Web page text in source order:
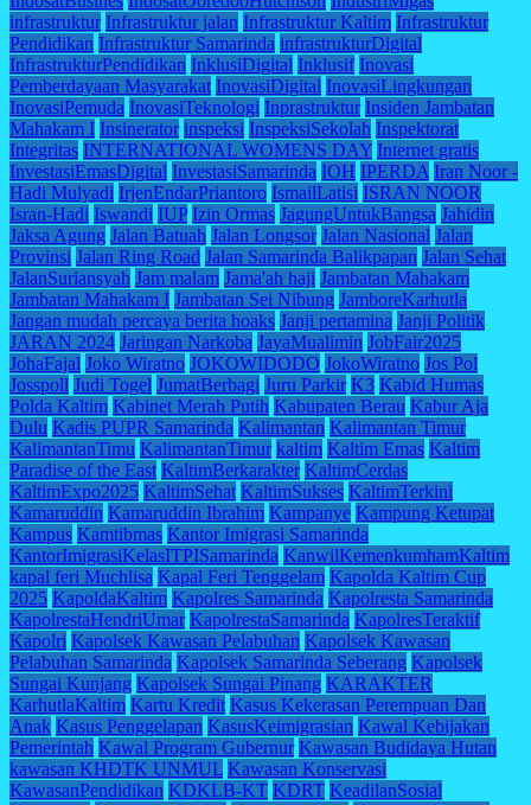
infrastruktur Infrastruktur jalan Infrastruktur Kaltim Infrastruktur
Pendidikan Infrastruktur Samarinda infrastrukturDigital
InfrastrukturPendidikan InklusiDigital Inklusif Inovasi
Pemberdayaan Masyarakat InovasiDigital InovasiLingkungan
InovasiPemuda InovasiTeknologi Inprastruktur Insiden Jambatan
Mahakam I Insinerator inspeksi InspeksiSekolah Inspektorat
Integritas INTERNATIONAL WOMENS DAY Internet gratis
InvestasiEmasDigital InvestasiSamarinda IOH IPERDA Iran Noor -
Hadi Mulyadi IrjenEndarPriantoro IsmailLatisi ISRAN NOOR
Isran-Hadi Iswandi IUP Izin Ormas JagungUntukBangsa Jahidin
Jaksa Agung Jalan Batuah Jalan Longsor Jalan Nasional Jalan
Provinsi Jalan Ring Road Jalan Samarinda Balikpapan Jalan Sehat
JalanSuriansyah Jam malam Jama'ah haji Jambatan Mahakam
Jambatan Mahakam I Jambatan Sei Nibung JamboreKarhutla
Jangan mudah percaya berita hoaks Janji pertamina Janji Politik
JARAN 2024 Jaringan Narkoba JayaMualimin JobFair2025
JohaFajal Joko Wiratno JOKOWIDODO JokoWiratno Jos Pol
Josspoll Judi Togel JumatBerbagi Juru Parkir K3 Kabid Humas
Polda Kaltim Kabinet Merah Putih Kabupaten Berau Kabur Aja
Dulu Kadis PUPR Samarinda Kalimantan Kalimantan Timur
KalimantanTimu KalimantanTimur kaltim Kaltim Emas Kaltim
Paradise of the East KaltimBerkarakter KaltimCerdas
KaltimExpo2025 KaltimSehat KaltimSukses KaltimTerkini
Kamaruddin Kamaruddin Ibrahim Kampanye Kampung Ketupat
Kampus Kamtibmas Kantor Imigrasi Samarinda
KantorImigrasiKelasITPISamarinda KanwilKemenkumhamKaltim
kapal feri Muchlisa Kapal Feri Tenggelam Kapolda Kaltim Cup
2025 KapoldaKaltim Kapolres Samarinda Kapolresta Samarinda
KapolrestaHendriUmar KapolrestaSamarinda KapolresTeraktif
Kapolri Kapolsek Kawasan Pelabuhan Kapolsek Kawasan
Pelabuhan Samarinda Kapolsek Samarinda Seberang Kapolsek
Sungai Kunjang Kapolsek Sungai Pinang KARAKTER
KarhutlaKaltim Kartu Kredit Kasus Kekerasan Perempuan Dan
Anak Kasus Penggelapan KasusKeimigrasian Kawal Kebijakan
Pemerintah Kawal Program Gubernur Kawasan Budidaya Hutan
kawasan KHDTK UNMUL Kawasan Konservasi
KawasanPendidikan KDKLB-KT KDRT KeadilanSosial